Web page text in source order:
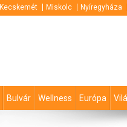
Kecskemét Miskolc Nyíregyháza
Bulvár Wellness Európa